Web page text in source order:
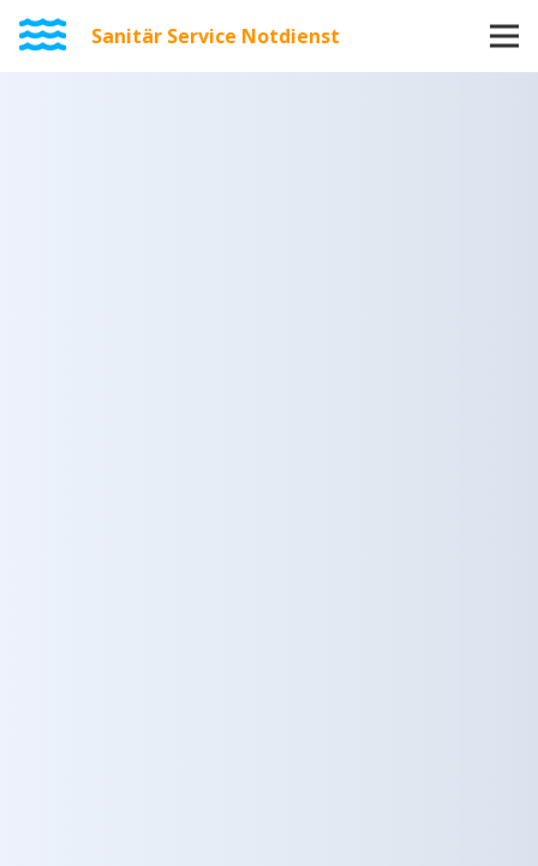
Sanitär Service Notdienst